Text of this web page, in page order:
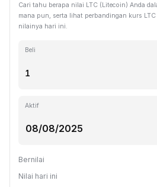
Cari tahu berapa nilai LTC (Litecoin) Anda
mana pun, serta lihat perbandingan kurs LTC
nilainya hari ini.
Beli
Aktif
Bernilai
Nilai hari ini